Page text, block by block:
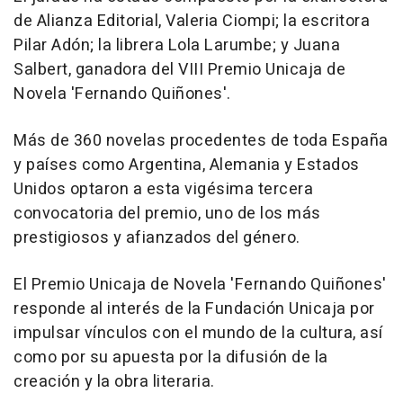
de Alianza Editorial, Valeria Ciompi; la escritora
Pilar Adón; la librera Lola Larumbe; y Juana
Salbert, ganadora del VIII Premio Unicaja de
Novela 'Fernando Quiñones'.
Más de 360 novelas procedentes de toda España
y países como Argentina, Alemania y Estados
Unidos optaron a esta vigésima tercera
convocatoria del premio, uno de los más
prestigiosos y afianzados del género.
El Premio Unicaja de Novela 'Fernando Quiñones'
responde al interés de la Fundación Unicaja por
impulsar vínculos con el mundo de la cultura, así
como por su apuesta por la difusión de la
creación y la obra literaria.